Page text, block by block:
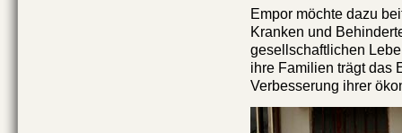
Empor möchte dazu
Kranken und
gesellschaftlichen
ihre Familien trägt das
Verbesserung ihrer